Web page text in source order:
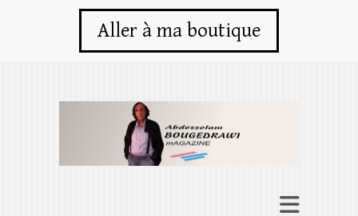
Aller à ma boutique